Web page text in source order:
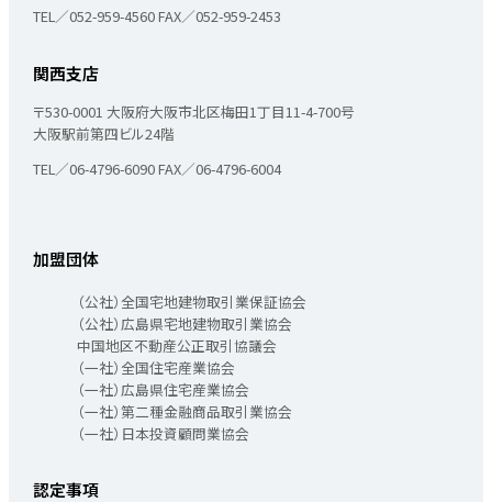
TEL／052-959-4560FAX／052-959-2453
関西支店
〒530-0001 大阪府大阪市北区梅田1丁目11-4-700号
大阪駅前第四ビル24階
TEL／06-4796-6090FAX／06-4796-6004
加盟団体
（公社）全国宅地建物取引業保証協会
（公社）広島県宅地建物取引業協会
中国地区不動産公正取引協議会
（一社）全国住宅産業協会
（一社）広島県住宅産業協会
（一社）第二種金融商品取引業協会
（一社）日本投資顧問業協会
認定事項